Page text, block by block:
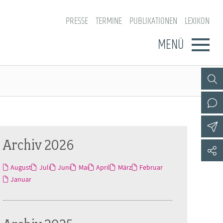
PRESSE TERMINE PUBLIKATIONEN LEXIKON
MENÜ
Archiv 2026
August Juli Juni Mai April März
Februar
Januar